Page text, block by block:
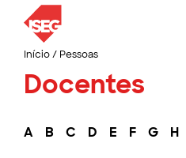
Início/ Pessoas
Docentes
A B C D E F G H